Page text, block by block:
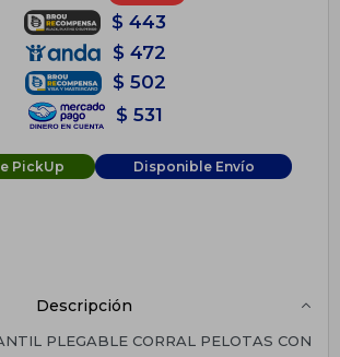
$ 443
$ 472
$ 502
$ 531
PickUp Disponible Envío
Descripción
PLEGABLE CORRAL PELOTAS CON